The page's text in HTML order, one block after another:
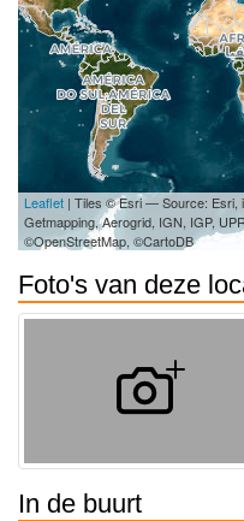
Leaflet | Tiles © Esri — Source: Esri,
Getmapping, Aerogrid, IGN, IGP,
©OpenStreetMap, ©CartoDB
Foto's van deze
In de buurt